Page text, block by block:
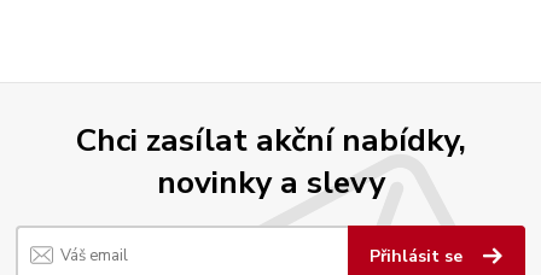
Chci zasílat akční nabídky,
novinky a slevy
Přihlásit se